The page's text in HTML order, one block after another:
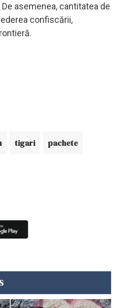
asemenea, cantitatea de
confiscării,
tigari pachete